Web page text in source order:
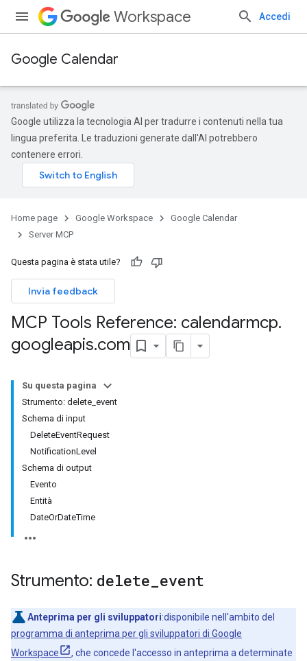
Workspace Accedi
Google Calendar
Google utilizza la tecnologia AI per tradurre i contenuti nella tua
lingua preferita. Le traduzioni generate dall'AI potrebbero
contenere errori.
Home page Google Workspace
Google Calendar
Server MCP
Questa pagina è stata utile?
Invia feedback
MCP Tools Reference: calendarmcp.
googleapis.com
Su questa pagina
Strumento: delete_event
Schema di input
DeleteEventRequest
NotificationLevel
Schema di output
Evento
Entità
DateOrDateTime
Strumento: delete event
Anteprima per gli sviluppatori:disponibile nell'ambito del
programma di anteprima per gli sviluppatori di Google
Workspace
, che concede l'accesso in anteprima a determinate